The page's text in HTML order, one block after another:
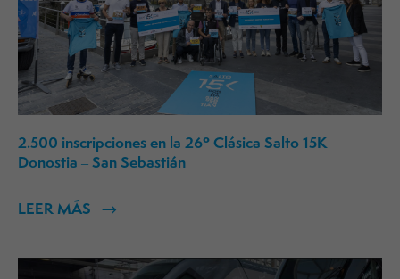
2.500 inscripciones en la 26º Clásica Salto 15K
Donostia – San Sebastián
LEER MÁS